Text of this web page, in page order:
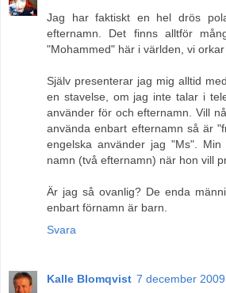
Jag har faktiskt en hel drös
efternamn. Det finns alltför
"Mohammed" här i världen, vi
Själv presenterar jag mig alltid
en stavelse, om jag inte talar i
använder för och efternamn. Vill
använda enbart efternamn så är
engelska använder jag "Ms".
namn (två efternamn) när hon vill
Är jag så ovanlig? De enda
enbart förnamn är barn.
Svara
Kalle Blomqvist 7 december